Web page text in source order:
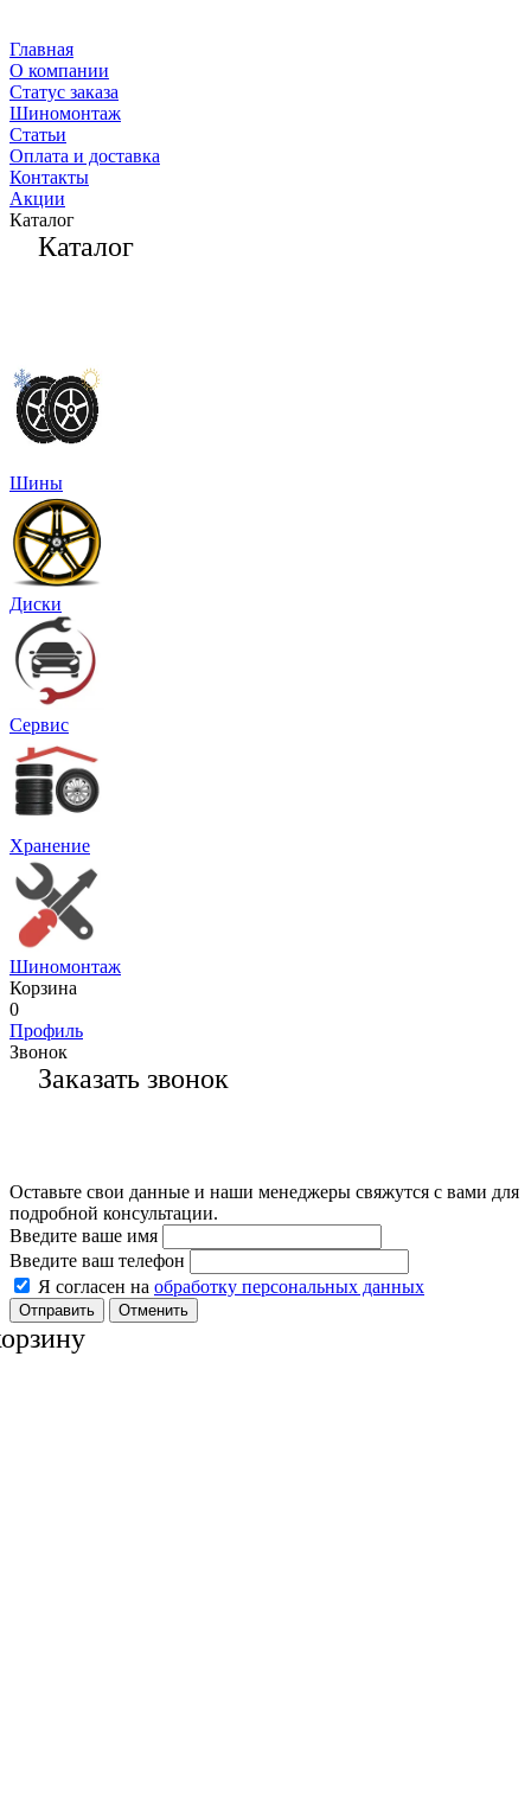
Главная
О компании
Статус заказа
Шиномонтаж
Статьи
Оплата и доставка
Контакты
Акции
Каталог
Каталог
Шины
Диски
Сервис
Хранение
Шиномонтаж
Корзина
0
Профиль
Звонок
Заказать звонок
Оставьте свои данные и наши менеджеры свяжутся с вами для
подробной консультации.
Введите ваше имя
Введите ваш телефон
Я согласен на обработку персональных данных
Отменить